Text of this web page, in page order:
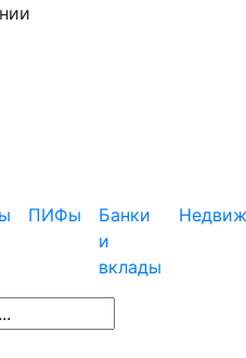
ПИФы
Банки
и
вклады